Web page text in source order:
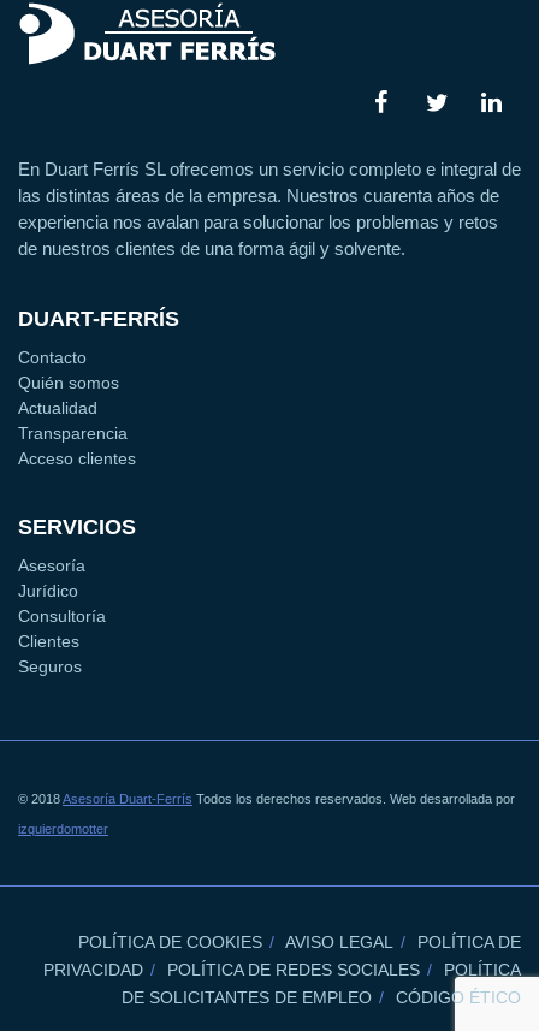
En Duart Ferrís SL ofrecemos un servicio completo e integral de
las distintas áreas de la empresa. Nuestros cuarenta años de
experiencia nos avalan para solucionar los problemas y retos
de nuestros clientes de una forma ágil y solvente.
DUART-FERRÍS
Contacto
Quién somos
Actualidad
Transparencia
Acceso clientes
SERVICIOS
Asesoría
Jurídico
Consultoría
Clientes
Seguros
© 2018Asesoría Duart-Ferrís Todos los derechos reservados. Web desarrollada por
izquierdomotter
POLÍTICA DE COOKIES AVISO LEGAL
POLÍTICA DE
PRIVACIDAD
POLÍTICA DE REDES SOCIALES
POLÍTICA
DE SOLICITANTES DE EMPLEO
CÓDIGO ÉTICO